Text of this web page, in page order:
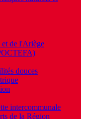
et de l'Ariège
douces
intercommunale
de la Région